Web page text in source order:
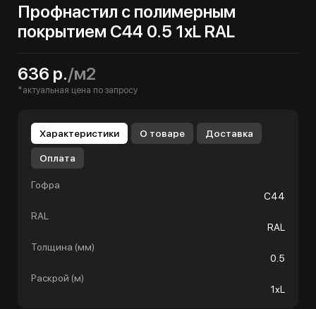
Профнастил с полимерным
покрытием С44 0.5 1хL RAL
636 р./м2
*актуальная цена по запросу
Характеристики О товаре Доставка
Оплата
Гофра
С44
RAL
RAL
Толщина (мм)
0.5
Раскрой (м)
1хL